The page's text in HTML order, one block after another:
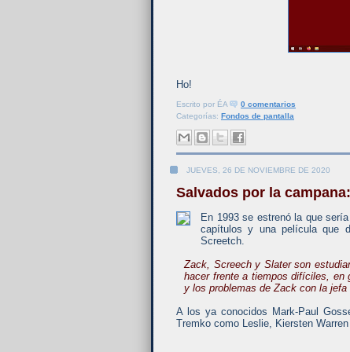
Ho!
Escrito por ÉA
0 comentarios
Categorías: Fondos de pantalla
JUEVES, 26 DE NOVIEMBRE DE 2020
Salvados por la
En 1993 se estrenó la que
capítulos y una película que
Screetch.
Zack, Screech y Slater son
hacer frente a tiempos difíciles, en
y los problemas de Zack con la
A los ya conocidos Mark-Paul
Tremko como Leslie, Kiersten